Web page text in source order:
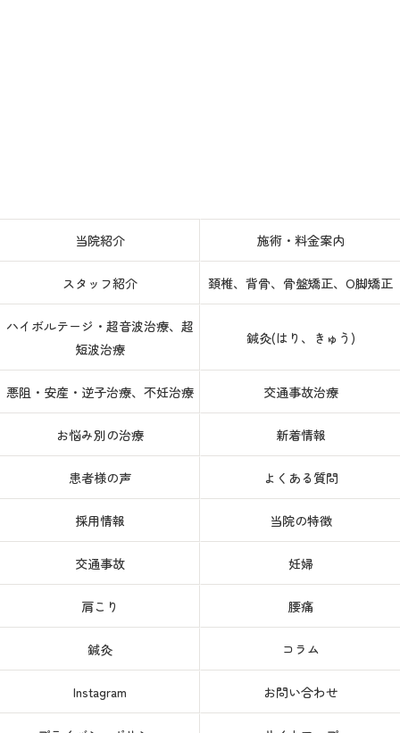
当院紹介 施術・料金案内
スタッフ紹介 頚椎、背骨、骨盤矯正、O脚矯正
ハイボルテージ・超音波治療、超
短波治療
鍼灸(はり、きゅう)
悪阻・安産・逆子治療、不妊治療 交通事故治療
お悩み別の治療 新着情報
患者様の声 よくある質問
採用情報 当院の特徴
交通事故 妊婦
肩こり 腰痛
鍼灸 コラム
Instagram お問い合わせ